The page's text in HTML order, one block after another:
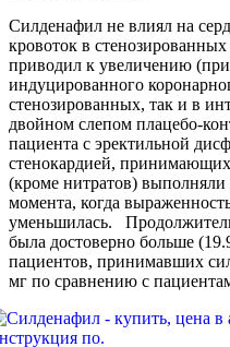
Силденафил не влиял на
кровоток в
приводил к увеличению
индуцированного
стенозированных, так и в
двойном слепом плацебо-
пациента с эректильной
стенокардией,
(кроме нитратов)
момента, когда
уменьшилась.
была достоверно больше
пациентов, принимавших
мг по сравнению с